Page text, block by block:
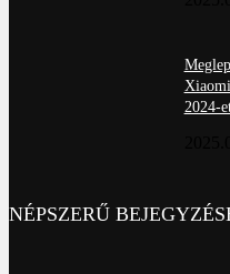
2024-
NÉPSZERŰ